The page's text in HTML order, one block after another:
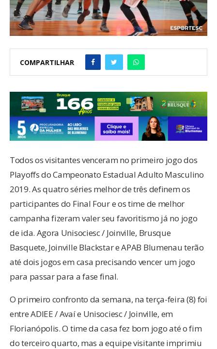
COMPARTILHAR
Todos os visitantes venceram no primeiro jogo dos
Playoffs do Campeonato Estadual Adulto Masculino
2019. As quatro séries melhor de três definem os
participantes do Final Four e os time de melhor
campanha fizeram valer seu favoritismo já no jogo
de ida. Agora Unisociesc / Joinville, Brusque
Basquete, Joinville Blackstar e APAB Blumenau terão
até dois jogos em casa precisando vencer um jogo
para passar para a fase final.
O primeiro confronto da semana, na terça-feira (8) foi
entre ADIEE / Avaí e Unisociesc / Joinville, em
Florianópolis. O time da casa fez bom jogo até o fim
do terceiro quarto, mas a equipe visitante imprimiu